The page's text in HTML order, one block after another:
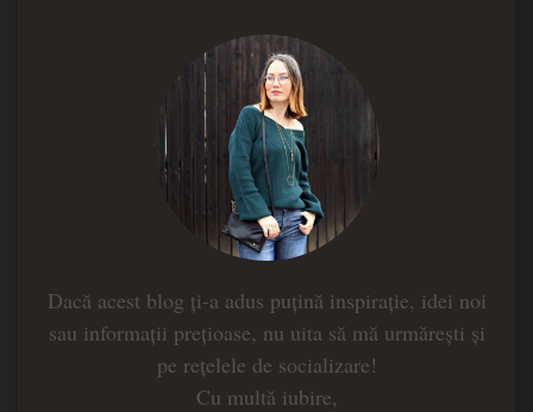
Dacă acest blog ți-a adus puțină inspirație, idei noi
sau informații prețioase, nu uita să mă urmărești și
pe rețelele de socializare!
Cu multă iubire,